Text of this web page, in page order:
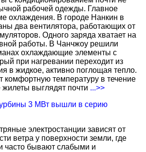
рабочей одежды. Главное
охлаждения. В городе Нанкин в
два вентилятора, работающих от
Одного заряда хватает на
работы. В Чанчжоу решили
охлаждающие элементы с
при нагревании переходит из
в жидкое, активно поглощая тепло.
комфортную температуру в течение
жилеты выглядят почти ...>>
3 МВт вышли в серию
электростанции зависят от
ветра у поверхности земли, где
часто бывают слабыми и